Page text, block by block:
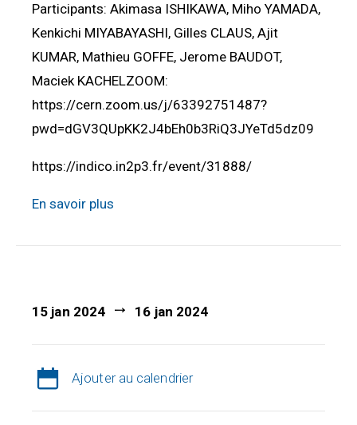
Participants: Akimasa ISHIKAWA, Miho YAMADA,
Kenkichi MIYABAYASHI, Gilles CLAUS, Ajit
KUMAR, Mathieu GOFFE, Jerome BAUDOT,
Maciek KACHELZOOM:
https://cern.zoom.us/j/63392751487?
pwd=dGV3QUpKK2J4bEh0b3RiQ3JYeTd5dz09
https://indico.in2p3.fr/event/31888/
En savoir plus
15 jan 2024 16 jan 2024
Ajouter au calendrier